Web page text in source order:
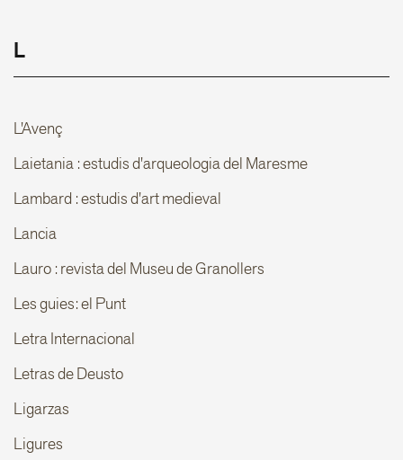
L
L'Avenç
Laietania : estudis d'arqueologia del Maresme
Lambard : estudis d'art medieval
Lancia
Lauro : revista del Museu de Granollers
Les guies: el Punt
Letra Internacional
Letras de Deusto
Ligarzas
Ligures